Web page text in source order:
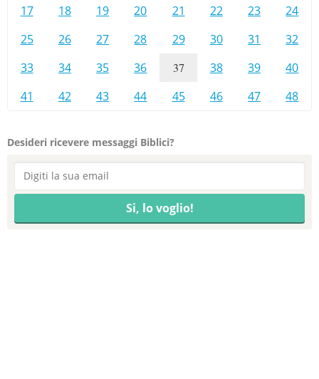
17
18 19 20 21 22 23
24
25
26 27 28 29 30 31
32
33
34 35 36 37 38 39
40
41
42 43 44 45 46 47 48
Desideri ricevere messaggi Biblici?